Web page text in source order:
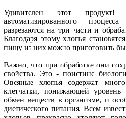
Удивителен этот
автоматизированного
разрезаются на три части и
Благодаря этому хлопья
пищу из них можно приготовить
Важно, что при обработке они
свойства. Это - поистине
Овсяные хлопья содержат
клетчатки, понижающей уровень
обмен веществ в организме, и
диетического питания. Всем